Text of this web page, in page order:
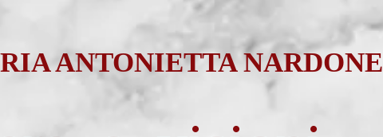
ANTONIETTA NARDONE